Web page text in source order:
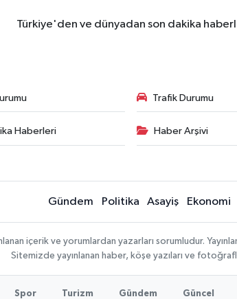
Türkiye'den ve dünyadan son dakika
Trafik Durumu
Haberleri Haber Arşivi
Gündem Politika Asayiş Ekonomi
içerik ve yorumlardan yazarları sorumludur.
Sitemizde yayınlanan haber, köşe yazıları ve
Spor Turizm Gündem Güncel